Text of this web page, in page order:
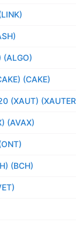
(ALGO)
(CAKE)
(XAUT)
(AVAX)
(BCH)